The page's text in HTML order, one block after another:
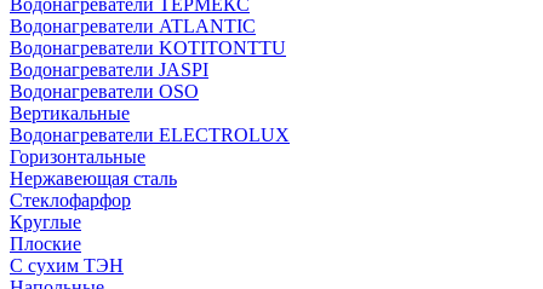
Водонагреватели ATLANTIC
Водонагреватели KOTITONTTU
Водонагреватели JASPI
Водонагреватели OSO
Вертикальные
Водонагреватели ELECTROLUX
Горизонтальные
Нержавеющая сталь
Стеклофарфор
Круглые
Плоские
С сухим ТЭН